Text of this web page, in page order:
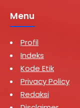
Menu
Profil
Indeks
Kode Etik
Privacy Policy
Redaksi